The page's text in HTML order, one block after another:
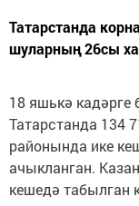
Татарстанда
шуларның 26сы
18 яшькә кадәрге
Татарстанда 134
районында ике
ачыкланган.
кешедә табылган